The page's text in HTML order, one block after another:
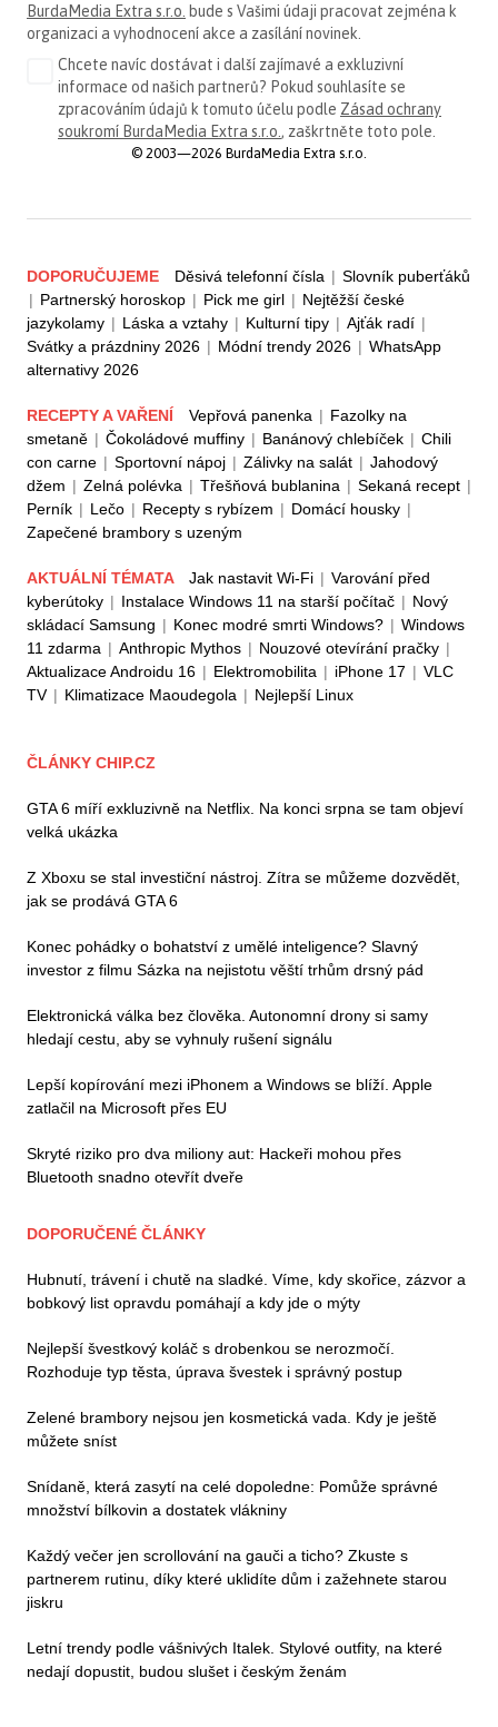
BurdaMedia Extra s.r.o. bude s Vašimi údaji pracovat zejména k
organizaci a vyhodnocení akce a zasílání novinek.
Chcete navíc dostávat i další zajímavé a exkluzivní
informace od našich partnerů? Pokud souhlasíte se
zpracováním údajů k tomuto účelu podle Zásad ochrany
soukromí BurdaMedia Extra s.r.o. , zaškrtněte toto pole.
© 2003—2026 BurdaMedia Extra s.r.o.
DOPORUČUJEME Děsivá telefonní čísla | Slovník puberťáků
| Partnerský horoskop | Pick me girl | Nejtěžší české
jazykolamy | Láska a vztahy | Kulturní tipy | Ajťák radí |
Svátky a prázdniny 2026 | Módní trendy 2026 | WhatsApp
alternativy 2026
RECEPTY A VAŘENÍ Vepřová panenka | Fazolky na
smetaně | Čokoládové muffiny | Banánový chlebíček | Chili
con carne | Sportovní nápoj | Zálivky na salát | Jahodový
džem | Zelná polévka | Třešňová bublanina | Sekaná recept |
Perník | Lečo | Recepty s rybízem | Domácí housky |
Zapečené brambory s uzeným
AKTUÁLNÍ TÉMATA Jak nastavit Wi-Fi | Varování před
kyberútoky | Instalace Windows 11 na starší počítač | Nový
skládací Samsung | Konec modré smrti Windows? | Windows
11 zdarma | Anthropic Mythos | Nouzové otevírání pračky |
Aktualizace Androidu 16 | Elektromobilita | iPhone 17 | VLC
TV | Klimatizace Maoudegola | Nejlepší Linux
ČLÁNKY CHIP.CZ
GTA 6 míří exkluzivně na Netflix. Na konci srpna se tam objeví
velká ukázka
Z Xboxu se stal investiční nástroj. Zítra se můžeme dozvědět,
jak se prodává GTA 6
Konec pohádky o bohatství z umělé inteligence? Slavný
investor z filmu Sázka na nejistotu věští trhům drsný pád
Elektronická válka bez člověka. Autonomní drony si samy
hledají cestu, aby se vyhnuly rušení signálu
Lepší kopírování mezi iPhonem a Windows se blíží. Apple
zatlačil na Microsoft přes EU
Skryté riziko pro dva miliony aut: Hackeři mohou přes
Bluetooth snadno otevřít dveře
DOPORUČENÉ ČLÁNKY
Hubnutí, trávení i chutě na sladké. Víme, kdy skořice, zázvor a
bobkový list opravdu pomáhají a kdy jde o mýty
Nejlepší švestkový koláč s drobenkou se nerozmočí.
Rozhoduje typ těsta, úprava švestek i správný postup
Zelené brambory nejsou jen kosmetická vada. Kdy je ještě
můžete sníst
Snídaně, která zasytí na celé dopoledne: Pomůže správné
množství bílkovin a dostatek vlákniny
Každý večer jen scrollování na gauči a ticho? Zkuste s
partnerem rutinu, díky které uklidíte dům i zažehnete starou
jiskru
Letní trendy podle vášnivých Italek. Stylové outfity, na které
nedají dopustit, budou slušet i českým ženám